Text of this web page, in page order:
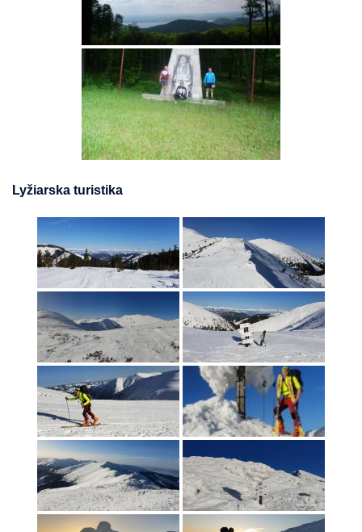
Lyžiarska turistika